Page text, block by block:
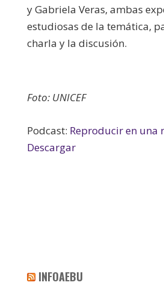
y Gabriela Veras, ambas
estudiosas de la temática,
charla y la discusión.
Foto: UNICEF
Podcast: Reproducir en una
Descargar
INFOAEBU